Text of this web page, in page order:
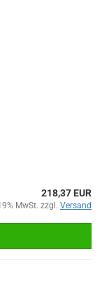
218,37 EUR
MwSt. zzgl. Versand